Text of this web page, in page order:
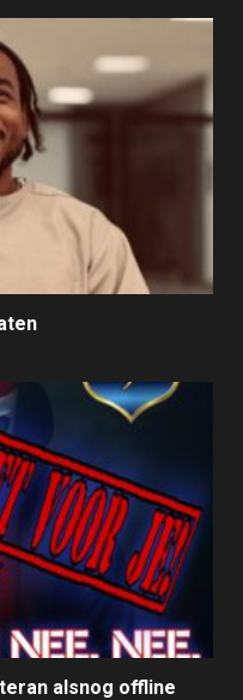
alsnog offline